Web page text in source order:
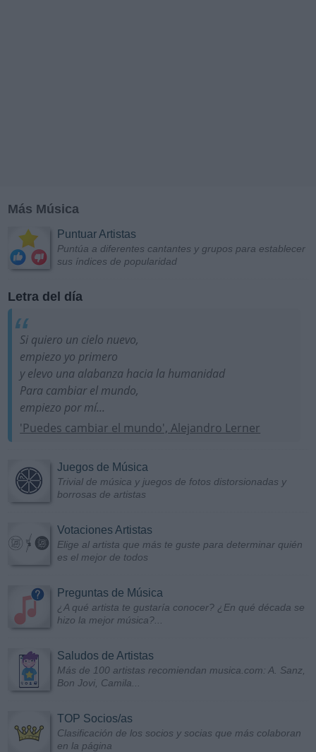
Más Música
Puntuar Artistas
Puntúa a diferentes cantantes y grupos para establecer
sus índices de popularidad
Letra del día
Si quiero un cielo nuevo,
empiezo yo primero
y elevo una alabanza hacia la humanidad
Para cambiar el mundo,
empiezo por mí...
'Puedes cambiar el mundo', Alejandro Lerner
Juegos de Música
Trivial de música y juegos de fotos distorsionadas y
borrosas de artistas
Votaciones Artistas
Elige al artista que más te guste para determinar quién
es el mejor de todos
Preguntas de Música
¿A qué artista te gustaría conocer? ¿En qué década se
hizo la mejor música?...
Saludos de Artistas
Más de 100 artistas recomiendan musica.com: A. Sanz,
Bon Jovi, Camila...
TOP Socios/as
Clasificación de los socios y socias que más colaboran
en la página